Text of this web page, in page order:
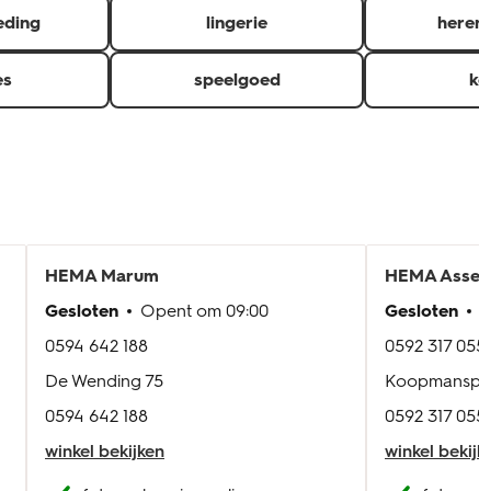
lingerie
speelgoed
HEMA Marum
Gesloten
Opent om 09:00
0594 642 188
De Wending 75
0594 642 188
winkel bekijken
HEMA
Gesloten
0592 317
0592 317
winkel